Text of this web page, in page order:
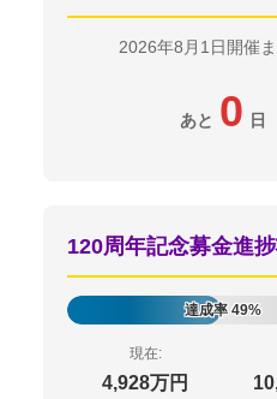
2026年8月1日開催
あと 0 日
120周年記念募金進
達成率 49%
現在:
4,928万円